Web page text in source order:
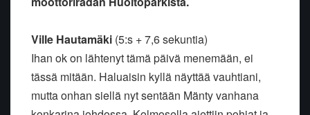
Ville Hautamäki (5:s + 7,6 sekuntia)
Ihan ok on lähtenyt tämä päivä menemään, ei
tässä mitään. Haluaisin kyllä näyttää vauhtiani,
mutta onhan siellä nyt sentään Mänty vanhana